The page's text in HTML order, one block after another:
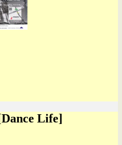
Life]